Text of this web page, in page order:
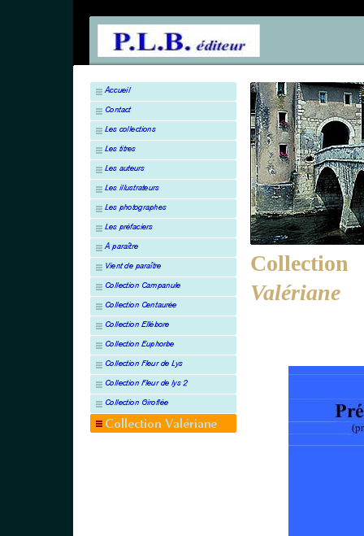
Collection